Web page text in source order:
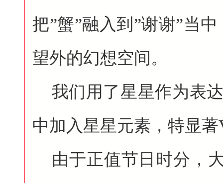
把”蟹”融入到”谢谢”当
望外的幻想空间。
我们用了星星作为表
中加入星星元素，特显
由于正值节日时分，